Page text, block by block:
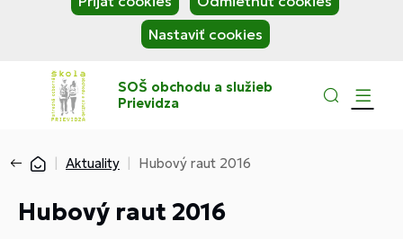
Nastaviť cookies
SOŠ obchodu a služieb
Prievidza
Aktuality Hubový raut 2016
Hubový raut 2016